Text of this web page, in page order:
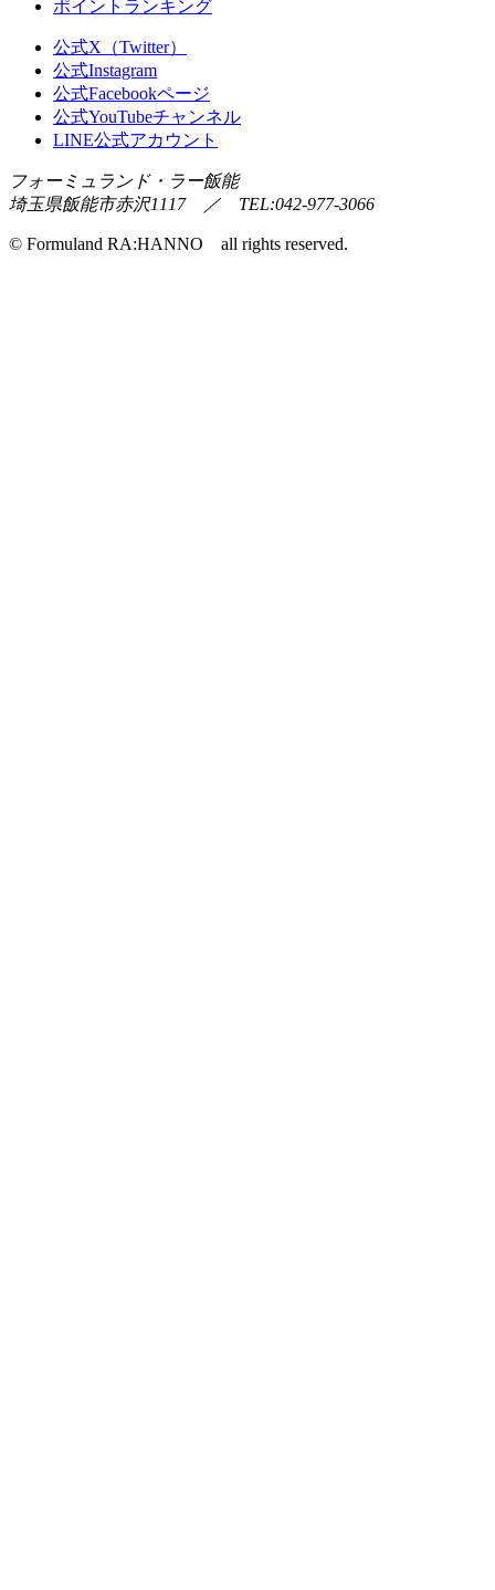
ポイントランキング
公式X（Twitter）
公式Instagram
公式Facebookページ
公式YouTubeチャンネル
LINE公式アカウント
フォーミュランド・ラー飯能
埼玉県飯能市赤沢1117 ／ TEL:042-977-3066
© Formuland RA:HANNO all rights reserved.